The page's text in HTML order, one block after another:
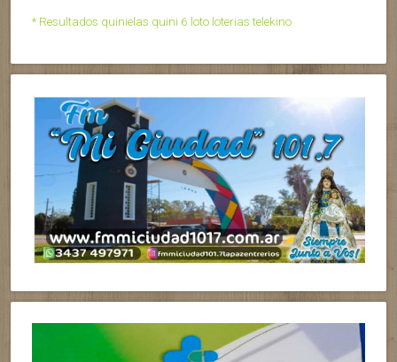
* Resultados quinielas quini 6 loto loterias telekino